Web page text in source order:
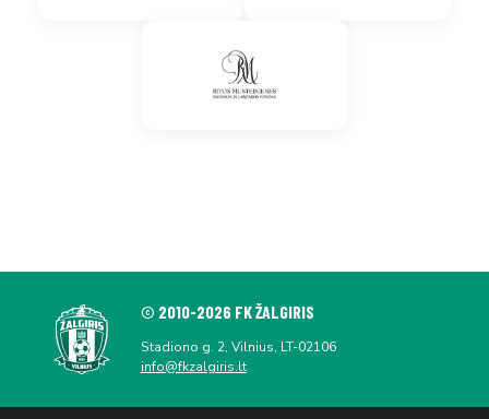
© 2010-2026 FK ŽALGIRIS
Stadiono g. 2, Vilnius, LT-02106
info@fkzalgiris.lt